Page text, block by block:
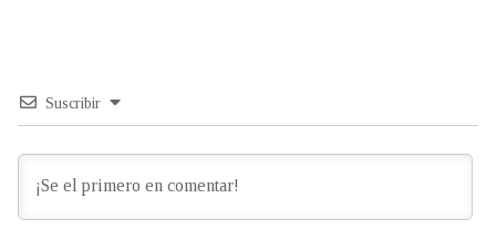
Suscribir